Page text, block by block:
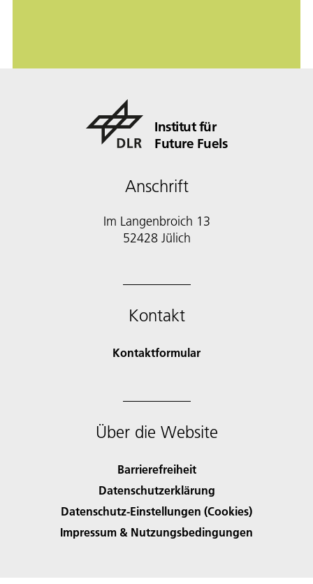
Institut für
Future Fuels
Anschrift
Im Langenbroich 13
52428 Jülich
Kontakt
Kontaktformular
Über die Website
Barrierefreiheit
Datenschutzerklärung
Datenschutz-Einstellungen (Cookies)
Impressum & Nutzungsbedingungen